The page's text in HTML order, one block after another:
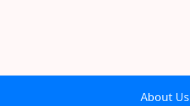
About Us